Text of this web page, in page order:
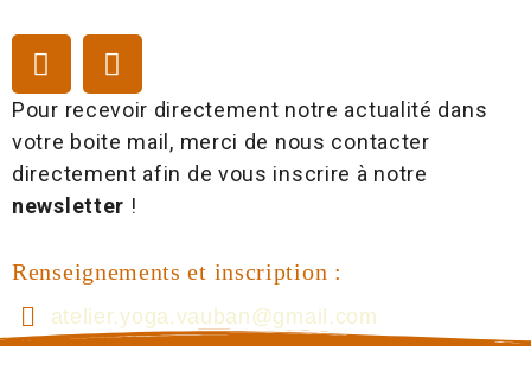
Pour recevoir directement notre actualité dans
votre boite mail, merci de nous contacter
directement afin de vous inscrire à notre
newsletter !
Renseignements et inscription :
atelier.yoga.vauban@gmail.com